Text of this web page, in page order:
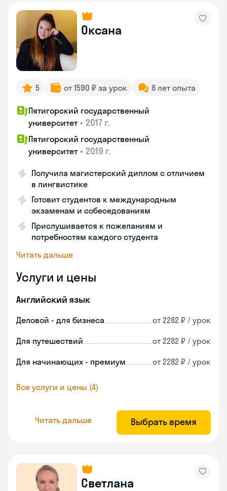
Оксана
5 от 1590 ₽ за урок 8 лет опыта
Пятигорский государственный
университет • 2017 г.
Пятигорский государственный
университет • 2019 г.
Получила магистерский диплом с отличием
в лингвистике
Готовит студентов к международным
экзаменам и собеседованиям
Прислушивается к пожеланиям и
потребностям каждого студента
Читать дальше
Услуги и цены
Английский язык
Деловой - для бизнеса от 2282 ₽ / урок
Для путешествий от 2282 ₽ / урок
Для начинающих - премиум от 2282 ₽ / урок
Все услуги и цены (4)
Читать дальше Выбрать время
Светлана